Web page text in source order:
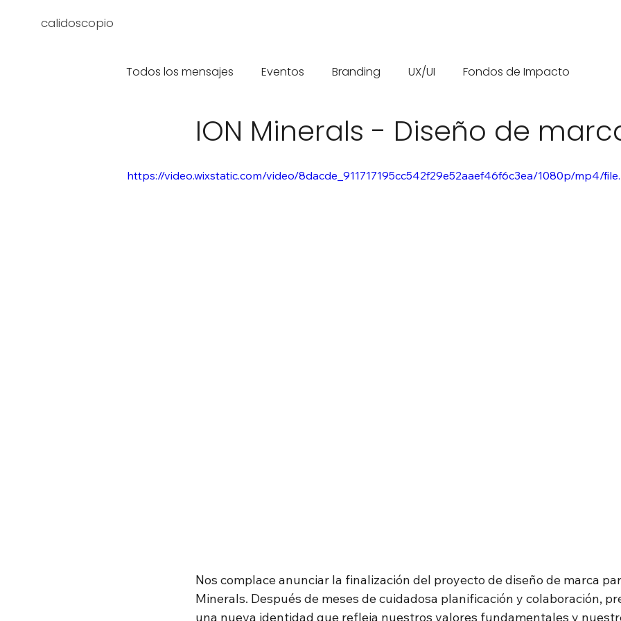
calidoscopio
Todos los mensajes Eventos Branding UX/UI Fondos de Impacto
ION Minerals - Diseño de
https://video.wixstatic.com/video/8dacde_911717195cc542f29e52aaef46f6c3ea/1080p/mp4/
Nos complace anunciar la finalización del proyecto de diseño de marca
Minerals. Después de meses de cuidadosa planificación y colaboración,
una nueva identidad que refleja nuestros valores fundamentales y